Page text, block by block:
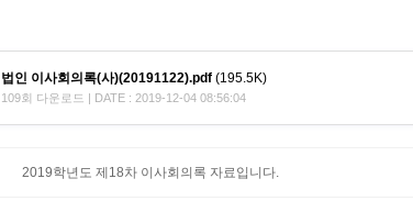
법인 이사회의록(사)(20191122).pdf (195.5K)
109회 다운로드 | DATE : 2019-12-04 08:56:04
2019학년도 제18차 이사회의록 자료입니다.